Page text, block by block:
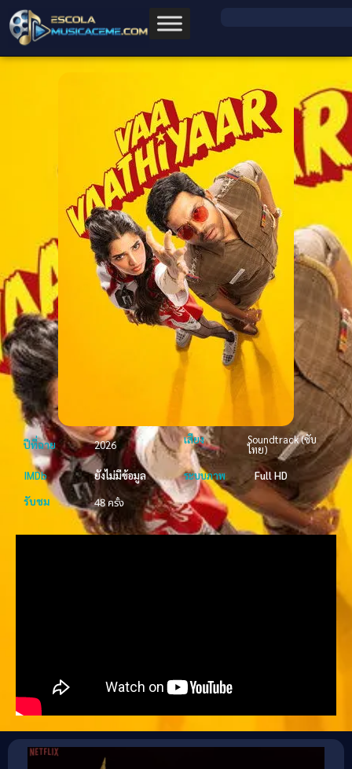
ปีที่ฉาย 2026 เสียง Soundtrack (ซับ
ไทย)
IMDb
ยังไม่มีข้อมูล ระบบภาพ
Full HD
รับชม
48 ครั้ง